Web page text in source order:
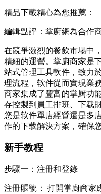
精品下載精心為您推薦：
編輯點評：掌廚網為合作
在競爭激烈的餐飲市場中
精細的運營。掌廚商家是
站式管理工具軟件，致力
理流程，软件從而實現業
商家集成了豐富的掌厨功
存控製到員工排班、下载
您是软件單店經營還是多
作的下载解決方案，確保
新手教程
步驟一：注冊和登錄
注冊賬號： 打開掌廚商家